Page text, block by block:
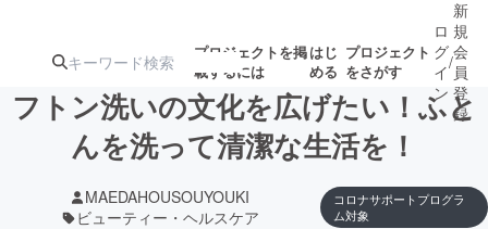
プロジェクトを掲
載するには
はじ
める
プロジェクト
をさがす
ターン
ジェクト
募集終了が近いプ
ロジェクト
もうすぐ公開
されます
ロ
グ
イ
ン
/
新
規
会
員
登
録
フトン洗いの文化を広げたい！ふと
んを洗って清潔な生活を！
MAEDAHOUSOUYOUKI
ビューティー・ヘルスケア
コロナサポートプログラ
ム対象